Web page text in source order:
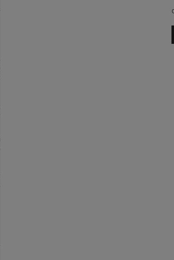
pozwala nanosić dowolne wzory na
naturalny wygląd kilkunastu gatunków
wzorów dodano sześć nowych wariantów.
grafiki czy fotografii wybranej przez klienta.
lekkość, elegancja
odwrócenie o 90 stopni powierzchni
podkreślają nadrukowane przetłoczenia. W
aranżacyjnych daje ich kolorystyka.
jasnej fasady, będzie brama
uzyskać sięgając po subtelniejsze wzory w
również z fasadami pokrytymi cegłą
ale także trwałość i wysoka jakość